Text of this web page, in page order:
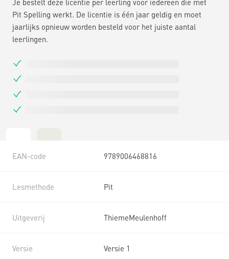
Pit Spelling werkt. De licentie is één jaar geldig en moet
jaarlijks opnieuw worden besteld voor het juiste aantal
leerlingen.
EAN-code 9789006468816
Lesmethode Pit
Uitgeverij ThiemeMeulenhoff
Versie Versie 1